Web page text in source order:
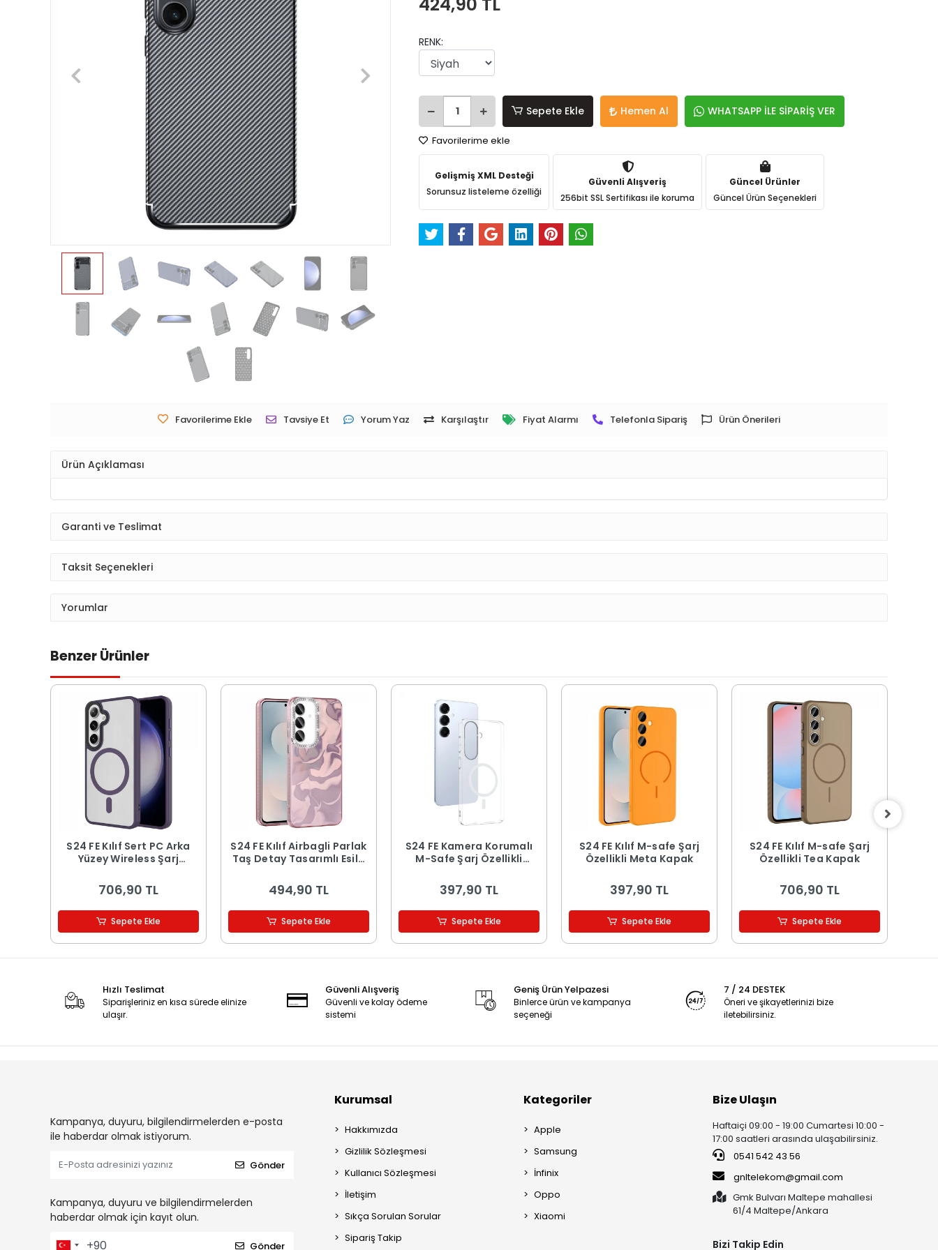
RENK:
Sepete Ekle Hemen Al WHATSAPP İLE SİPARİŞ VER
Favorilerime ekle
Gelişmiş XML Desteği
Sorunsuz listeleme özelliği
Güvenli Alışveriş
256bit SSL Sertifikası ile koruma
Güncel Ürünler
Güncel Ürün Seçenekleri
Favorilerime Ekle Tavsiye Et Yorum Yaz Karşılaştır Fiyat Alarmı Telefonla Sipariş Ürün Önerileri
Ürün Açıklaması
Garanti ve Teslimat
Taksit Seçenekleri
Yorumlar
Benzer Ürünler
S24 FE Kılıf Sert PC Arka
Yüzey Wireless Şarj
Kapak
706,90 TL
Sepete Ekle
S24 FE Kılıf Airbagli Parlak
Taş Detay Tasarımlı Esila
494,90 TL
Sepete Ekle
S24 FE Kamera Korumalı
M-Safe Şarj Özellikli
Kapak
397,90 TL
Sepete Ekle
S24 FE Kılıf M-safe Şarj
Özellikli Meta Kapak
397,90 TL
Sepete Ekle
S24 FE Kılıf M-safe Şarj
Özellikli Tea Kapak
706,90 TL
Sepete Ekle
Hızlı Teslimat
Siparişleriniz en kısa sürede elinize
ulaşır.
Güvenli Alışveriş
Güvenli ve kolay ödeme
sistemi
Geniş Ürün Yelpazesi
Binlerce ürün ve kampanya
seçeneği
7 / 24 DESTEK
Öneri ve şikayetlerinizi bize
iletebilirsiniz.
Kampanya, duyuru, bilgilendirmelerden e-posta
ile haberdar olmak istiyorum.
Gönder
Kampanya, duyuru ve bilgilendirmelerden
haberdar olmak için kayıt olun.
Gönder
Kurumsal
Hakkımızda
Gizlilik Sözleşmesi
Kullanıcı Sözleşmesi
İletişim
Sıkça Sorulan Sorular
Sipariş Takip
Kategoriler
Apple
Samsung
İnfinix
Oppo
Xiaomi
Bize Ulaşın
Haftaiçi 09:00 - 19:00 Cumartesi 10:00 -
17:00 saatleri arasında ulaşabilirsiniz.
0541 542 43 56
gnltelekom@gmail.com
Gmk Bulvarı Maltepe mahallesi
61/4 Maltepe/Ankara
Bizi Takip Edin